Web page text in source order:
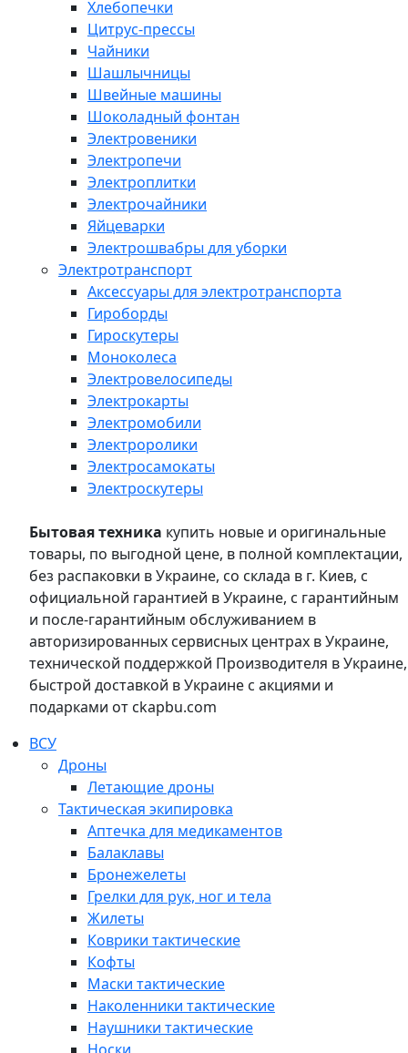
Хлебопечки
Цитрус-прессы
Чайники
Шашлычницы
Швейные машины
Шоколадный фонтан
Электровеники
Электропечи
Электроплитки
Электрочайники
Яйцеварки
Электрошвабры для уборки
Электротранспорт
Аксессуары для электротранспорта
Гироборды
Гироскутеры
Моноколеса
Электровелосипеды
Электрокарты
Электромобили
Электроролики
Электросамокаты
Электроскутеры
Бытовая техника купить новые и оригинальные
товары, по выгодной цене, в полной комплектации,
без распаковки в Украине, со склада в г. Киев, с
официальной гарантией в Украине, с гарантийным
и после-гарантийным обслуживанием в
авторизированных сервисных центрах в Украине,
технической поддержкой Производителя в Украине,
быстрой доставкой в Украине с акциями и
подарками от ckapbu.com
ВСУ
Дроны
Летающие дроны
Тактическая экипировка
Аптечка для медикаментов
Балаклавы
Бронежелеты
Грелки для рук, ног и тела
Жилеты
Коврики тактические
Кофты
Маски тактические
Наколенники тактические
Наушники тактические